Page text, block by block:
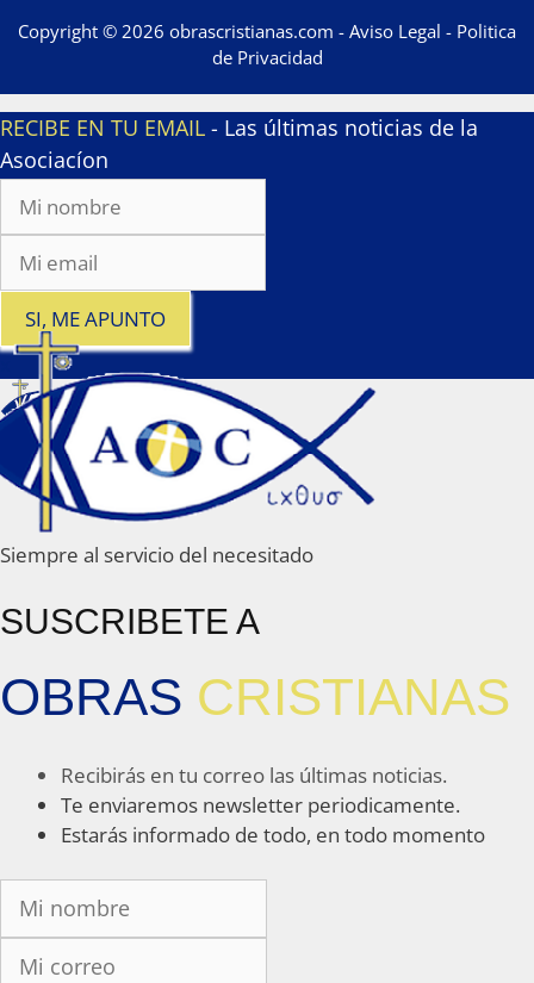
Copyright © 2026 obrascristianas.com - Aviso Legal - Politica
de Privacidad
RECIBE EN TU EMAIL - Las últimas noticias de la
Asociacíon
SI, ME APUNTO
Siempre al servicio del necesitado
SUSCRIBETE A
OBRAS CRISTIANAS
Recibirás en tu correo las últimas noticias.
Te enviaremos newsletter periodicamente.
Estarás informado de todo, en todo momento